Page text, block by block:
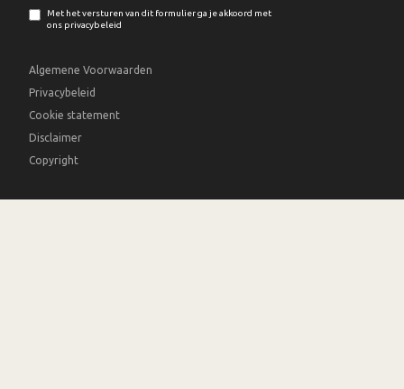
Met het versturen van dit formulier ga je akkoord met
ons privacybeleid
Algemene Voorwaarden
Privacybeleid
Cookie statement
Disclaimer
Copyright